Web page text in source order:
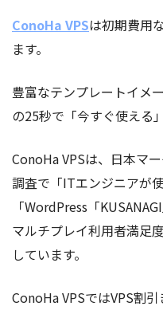
ConoHa VPSは初期費用
ます。
豊富なテンプレートイメ
の25秒で「今すぐ使える
ConoHa VPSは、日本マ
調査で「ITエンジニアが使
「WordPress「
マルチプレイ利用者満足
しています。
ConoHa VPSではVPS割